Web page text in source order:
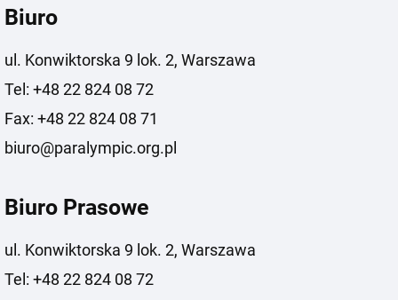
Biuro
ul. Konwiktorska 9 lok. 2, Warszawa
Tel: +48 22 824 08 72
Fax: +48 22 824 08 71
biuro@paralympic.org.pl
Biuro Prasowe
ul. Konwiktorska 9 lok. 2, Warszawa
Tel: +48 22 824 08 72